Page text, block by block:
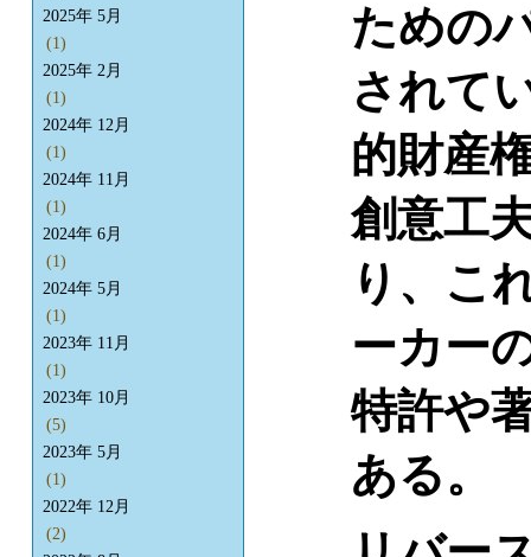
ための
されて
的財産
創意工
り、こ
ーカー
特許や
ある。
2025年 5月
(1)
2025年 2月
(1)
2024年 12月
(1)
2024年 11月
(1)
2024年 6月
(1)
2024年 5月
(1)
2023年 11月
(1)
2023年 10月
(5)
2023年 5月
(1)
2022年 12月
(2)